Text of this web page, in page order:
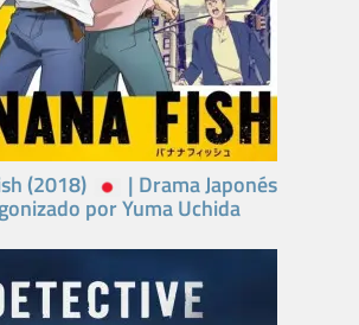
(2018) | Drama Japonés
por Yuma Uchida